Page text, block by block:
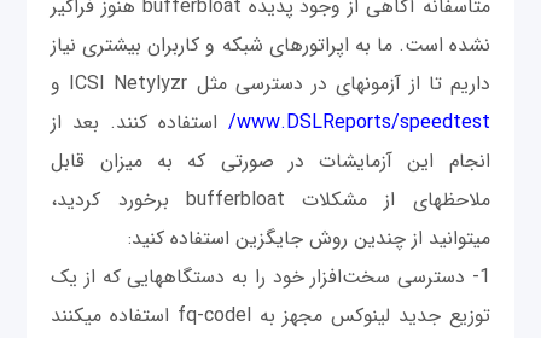
متاسفانه آگاهی از وجود پدیده bufferbloat هنوز فراگير
نشده است. ما به اپراتورهای شبکه و کاربران بیشتری نیاز
داریم تا از آزمون‎های در دسترسی مثل ICSI Netylyzr و
www.DSLReports/speedtest/
استفاده کنند. بعد از
انجام این آزمايشات در صورتی که به میزان قابل
ملاحظه‎ای از مشکلات bufferbloat برخورد کردید،
می‎توانید از چندین روش جایگزین استفاده کنید:
1- دسترسی سخت‌افزار خود را به دستگاه‎هایی که از یک
توزیع جدید لینوکس مجهز به fq-codel استفاده می‎کنند